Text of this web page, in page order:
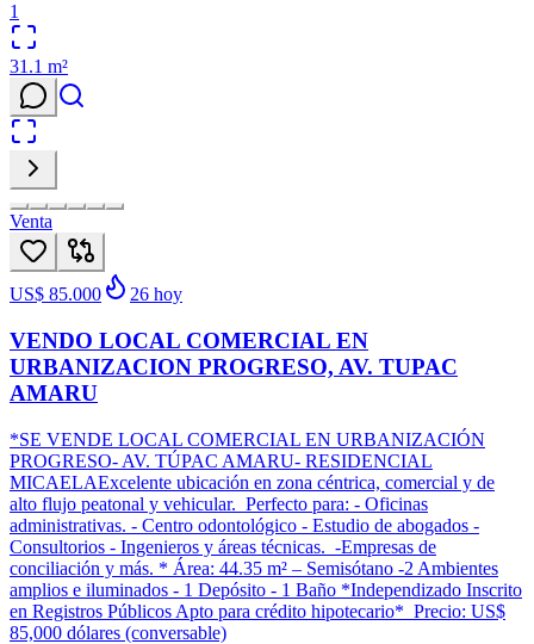
1
31.1 m²
Venta
US$ 85.000 26 hoy
VENDO LOCAL COMERCIAL EN
URBANIZACION PROGRESO, AV. TUPAC
AMARU
*SE VENDE LOCAL COMERCIAL EN URBANIZACIÓN
PROGRESO- AV. TÚPAC AMARU- RESIDENCIAL
MICAELAExcelente ubicación en zona céntrica, comercial y de
alto flujo peatonal y vehicular. Perfecto para: - Oficinas
administrativas. - Centro odontológico - Estudio de abogados -
Consultorios - Ingenieros y áreas técnicas. -Empresas de
conciliación y más. * Área: 44.35 m² – Semisótano -2 Ambientes
amplios e iluminados - 1 Depósito - 1 Baño *Independizado Inscrito
en Registros Públicos Apto para crédito hipotecario* Precio: US$
85,000 dólares (conversable)